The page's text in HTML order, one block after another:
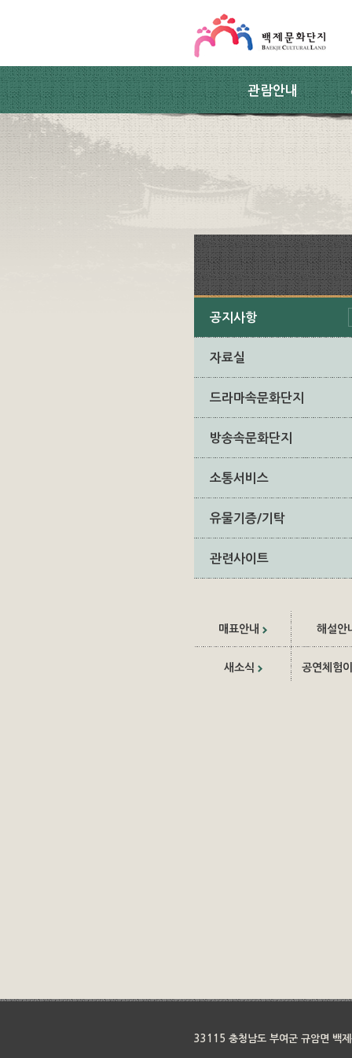
관람안내
공지사항
자료실
드라마속문화단지
방송속문화단지
소통서비스
유물기증/기탁
관련사이트
매표안내 해설안
새소식 공연체험
33115 충청남도 부여군 규암면 백